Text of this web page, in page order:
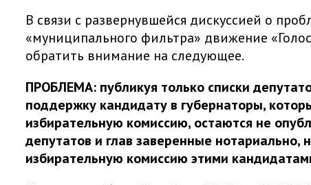
В связи с развернувшейся дискуссией о
«муниципального фильтра» движение
обратить внимание на следующее.
ПРОБЛЕМА: публикуя только списки
поддержку кандидату в губернаторы,
избирательную комиссию, остаются не
депутатов и глав заверенные нотариально,
избирательную комиссию этими